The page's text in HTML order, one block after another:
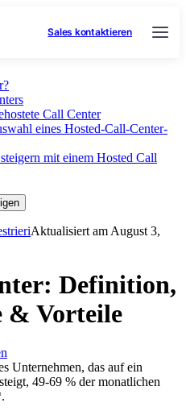
Sales kontaktieren
Call Center
eines Hosted-Call-Center-
mit einem Hosted Call
Aktualisiert am August 3,
Definition,
& Vorteile
Unternehmen, das auf ein
49-69 % der monatlichen